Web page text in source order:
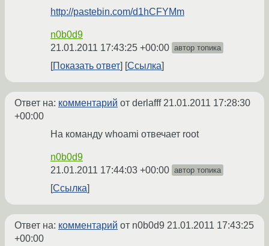
http://pastebin.com/d1hCFYMm
n0b0d9
21.01.2011 17:43:25 +00:00 автор топика
Показать ответ Ссылка
Ответ на: комментарий от derlafff21.01.2011 17:28:30
+00:00
На команду whoami отвечает root
n0b0d9
21.01.2011 17:44:03 +00:00 автор топика
Ссылка
Ответ на: комментарий от n0b0d9 21.01.2011 17:43:25
+00:00